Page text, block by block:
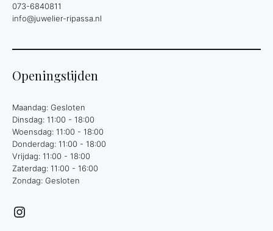
073-6840811
info@juwelier-ripassa.nl
Openingstijden
Maandag: Gesloten
Dinsdag: 11:00 - 18:00
Woensdag: 11:00 - 18:00
Donderdag: 11:00 - 18:00
Vrijdag: 11:00 - 18:00
Zaterdag: 11:00 - 16:00
Zondag: Gesloten
Instagram